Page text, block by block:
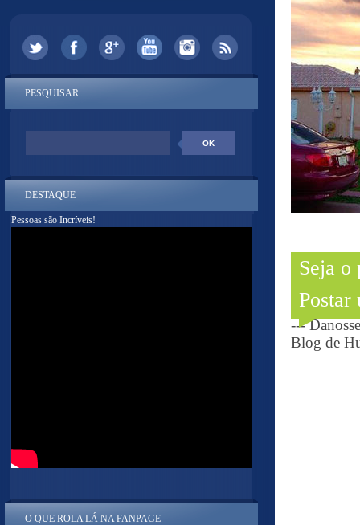
Seja o
Postar
---
Blog de
PESQUISAR
DESTAQUE
Pessoas são Incríveis!
O QUE ROLA LÁ NA FANPAGE